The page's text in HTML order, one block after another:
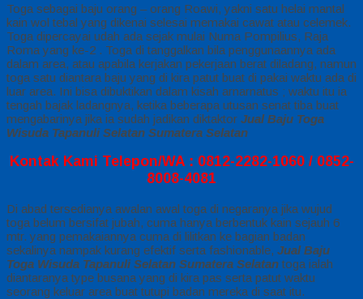
Toga sebagai baju orang – orang Roawi, yakni satu helai mantal
kain wol tebal yang dikenai selesai memakai cawat atau celemek.
Toga dipercayai udah ada sejak mulai Numa Pompilius, Raja
Roma yang ke-2 . Toga di tanggalkan bila penggunaannya ada
dalam area, atau apabila kerjakan pekerjaan berat diladang, namun
toga satu diantara baju yang di kira patut buat di pakai waktu ada di
luar area. Ini bisa dibuktikan dalam kisah arnarnatus ; waktu itu ia
tengah bajak ladangnya, ketika beberapa utusan senat tiba buat
mengabarinya jika ia sudah jadikan diktaktor Jual Baju Toga
Wisuda Tapanuli Selatan Sumatera Selatan
Kontak Kami Telepon/WA : 0812-2282-1060 / 0852-
8008-4081
Di abad tersedianya awalan awal toga di negaranya jika wujud
toga belum bersifat jubah, cuma hanya berbentuk kain sejauh 6
mtr. yang pemakaiannya cuma di lilitkan ke bagian badan
sekalinya nampak kurang efektif serta fashionable, Jual Baju
Toga Wisuda Tapanuli Selatan Sumatera Selatan toga ialah
diantaranya type busana yang di kira pas serta patut waktu
seorang keluar area buat tutupi badan mereka di saat itu.